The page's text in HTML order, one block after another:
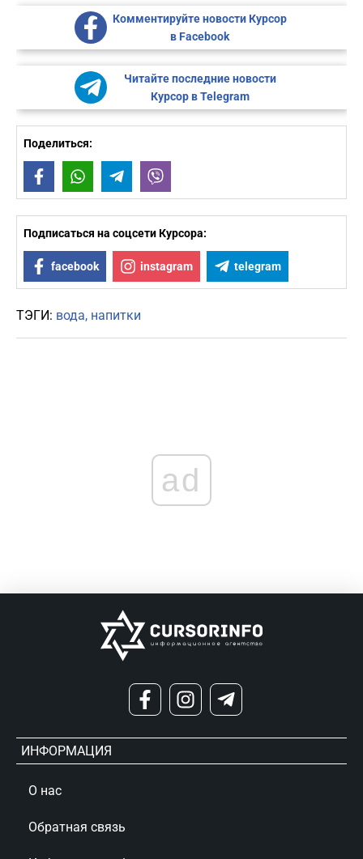
Комментируйте новости Курсор
в Facebook
Читайте последние новости
Курсор в Telegram
Поделиться:
FacebookWhatsAppTelegram
Подписаться на соцсети Курсора:
facebook instagram telegram
ТЭГИ: вода напитки
ad
ИНФОРМАЦИЯ
О нас
Обратная связь